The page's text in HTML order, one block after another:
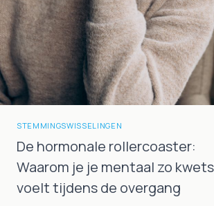
STEMMINGSWISSELINGEN
De hormonale rollercoaster:
Waarom je je mentaal zo
voelt tijdens de overgang